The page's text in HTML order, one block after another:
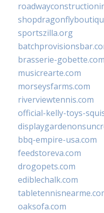
sportszilla.org
brasserie-gobette.com
musicrearte.com
morseysfarms.com
riverviewtennis.com
official-kelly-toys-
bbq-empire-usa.com
feedstoreva.com
drogopets.com
ediblechalk.com
oaksofa.com